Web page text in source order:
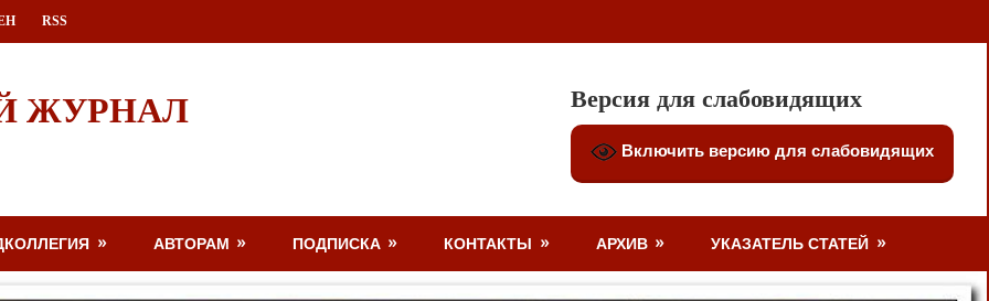
RSS
ЖУРНАЛ Версия для слабовидящих
Включить версию для слабовидящих
АВТОРАМ ПОДПИСКА КОНТАКТЫ АРХИВ УКАЗАТЕЛЬ СТАТЕЙ